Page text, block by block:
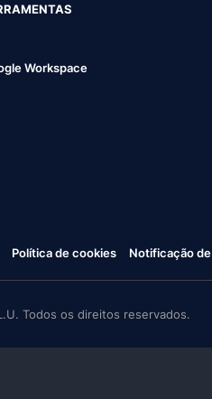
Workspace
Política de cookies Notificação
Todos os direitos reservados.